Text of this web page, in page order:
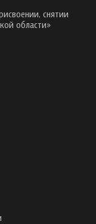
снятии
области»